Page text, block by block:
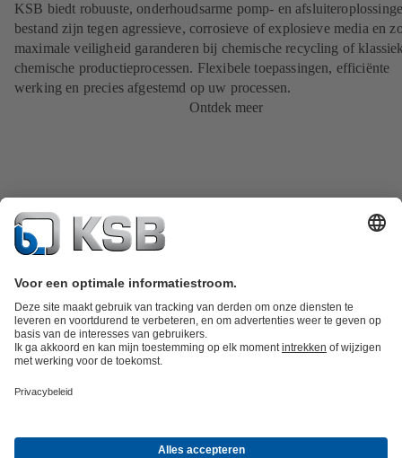
KSB biedt robuuste, onderhoudsarme pomp- en
bestand zijn tegen agressieve, corrosieve of explosieve media en
maximale veiligheid garanderen bij chemische recycling of
chemische productieprocessen. Flexibele toepassingen, efficiënte
werking en precies afgestemd op uw processen.
Ontdek meer
Productcatalogus
premium service voor pompen en
Beurzen en evenementenPersinformatie